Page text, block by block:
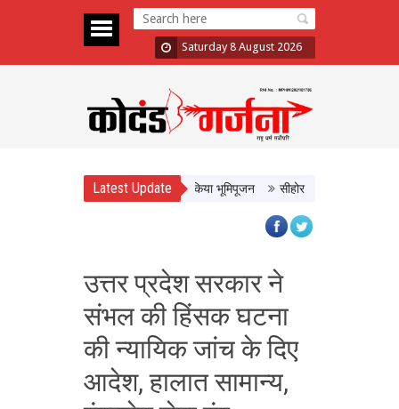
Saturday 8 August 2026
Latest Update
उज्जैन में न्यायाधीश अतिथि गृह का किया भूमिपूजन सीहोर में कृषि महोत्सव से
उत्तर प्रदेश सरकार ने
संभल की हिंसक घटना
की न्यायिक जांच के दिए
आदेश, हालात सामान्य,